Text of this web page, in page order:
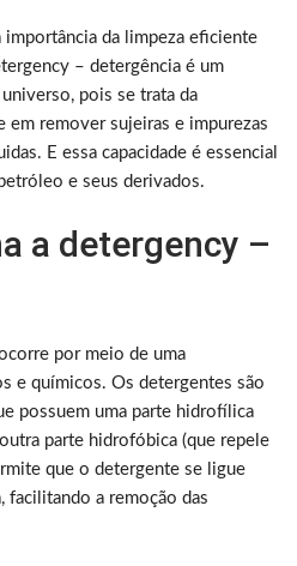
importância da limpeza eficiente
– detergência é um
pois se trata da
em remover sujeiras e impurezas
E essa capacidade é essencial
e seus derivados.
a detergency –
por meio de uma
e químicos. Os detergentes são
possuem uma parte hidrofílica
parte hidrofóbica (que repele
que o detergente se ligue
facilitando a remoção das